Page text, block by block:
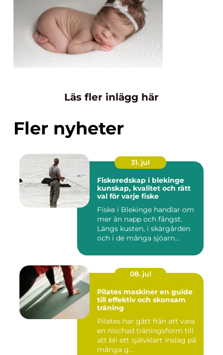
Läs fler inlägg här
Fler nyheter
31. jul
Fiskeredskap i blekinge
kunskap, kvalitet och rätt
val för varje fiske
Fiske i Blekinge handlar om
mer än napp och fångst.
Längs kusten, i skärgården
och i de många sjöarn...
08. jul
Pilates maskiner en guide
till effektiv och skonsam
träning
Pilates har gått från att vara
en nischad träningsform till
att bli ett självklart inslag på
många g...